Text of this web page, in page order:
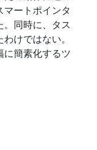
ートポインタ
。同時に、タス
けではない。
に簡素化するツ